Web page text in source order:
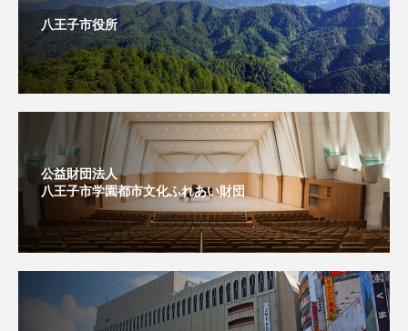
八王子市役所
公益財団法人
八王子市学園都市文化ふれあい財団